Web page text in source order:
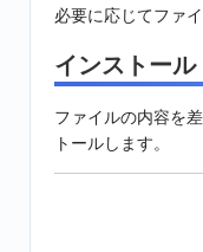
必要に応じてファ
インストール
ファイルの内容を
トールします。